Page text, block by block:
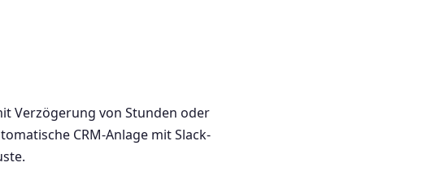
Verzögerung von Stunden oder
CRM-Anlage mit Slack-